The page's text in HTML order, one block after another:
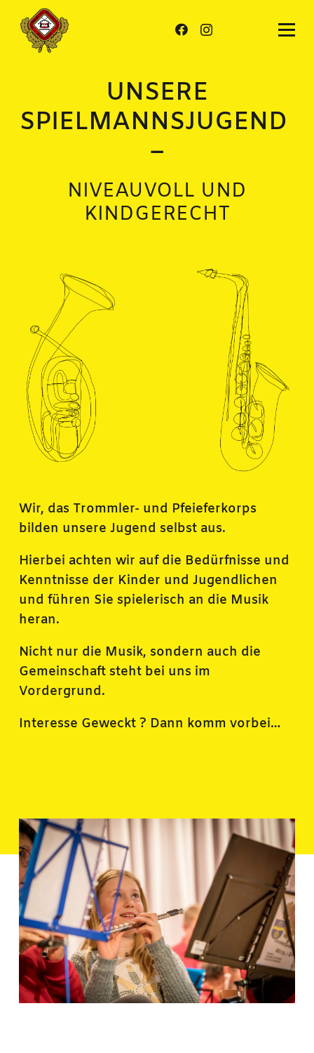
UNSERE
SPIELMANNS­JUGEND
–
NIVEAUVOLL UND
KINDGERECHT
Wir, das Trommler- und Pfeieferkorps
bilden unsere Jugend selbst aus.
Hierbei achten wir auf die Bedürfnisse und
Kenntnisse der Kinder und Jugendlichen
und führen Sie spielerisch an die Musik
heran.
Nicht nur die Musik, sondern auch die
Gemeinschaft steht bei uns im
Vordergrund.
Interesse Geweckt ? Dann komm vorbei…